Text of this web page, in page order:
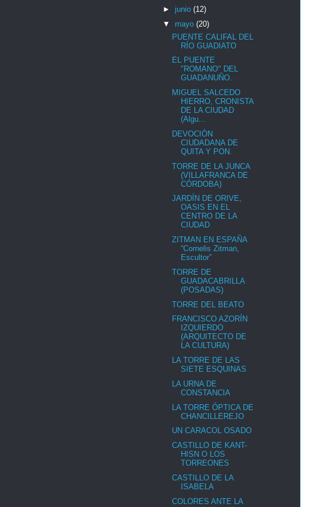
► junio (12)
▼ mayo (20)
PUENTE CALIFAL DEL
RÍO GUADIATO
EL PUENTE
"ROMANO" DEL
GUADANUÑO.
MIGUEL SALCEDO
HIERRO, CRONISTA
DE LA CIUDAD
(Algu...
DEVOCIÓN
CIUDADANA DE
QUITA Y PON.
TORRE DE LA JUNCA
(VILLAFRANCA DE
CÓRDOBA)
JARDÍN DE ORIVE,
OASIS EN EL
CENTRO DE LA
CIUDAD
ZITMAN EN ESPAÑA
“Cornelis Zitman,
Escultor”
TORRE DE
GUADACABRILLA
(POSADAS)
TORRE DEL BEATO
FRANCISCO AZORÍN
IZQUIERDO
(ARQUITECTO DE
LA CULTURA)
LA TORRE DE LAS
SIETE ESQUINAS
LA URNA DE
CONSTANCIA
LA TORRE ÓPTICA DE
CHANCILLEREJO
UN CARACOL OSADO
CASTILLO DE KANT-
HISN O LOS
TORREONES
CASTILLO DE LA
ISABELA
COLORES ANTE LA